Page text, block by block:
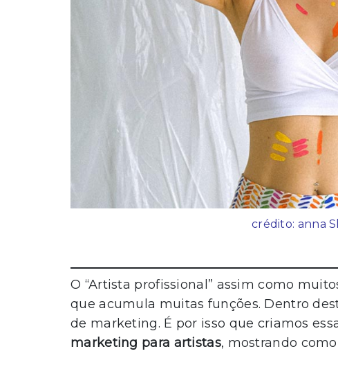
crédito: anna
O “Artista profissional” assim como
que acumula muitas funções. Dentro
de marketing. É por isso que criamos
marketing para artistas, mostrando